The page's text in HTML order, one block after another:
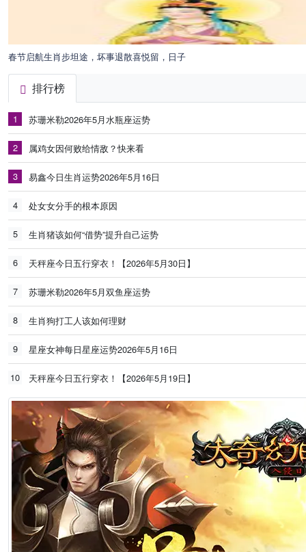
春节启航生肖步坦途，坏事退散喜悦留，日子
排行榜
1 苏珊米勒2026年5月水瓶座运势
2 属鸡女因何败给情敌？快来看
3 易鑫今日生肖运势2026年5月16日
4 处女女分手的根本原因
5 生肖猪该如何“借势”提升自己运势
6 天秤座今日五行穿衣！【2026年5月30日】
7 苏珊米勒2026年5月双鱼座运势
8 生肖狗打工人该如何理财
9 星座女神每日星座运势2026年5月16日
10 天秤座今日五行穿衣！【2026年5月19日】